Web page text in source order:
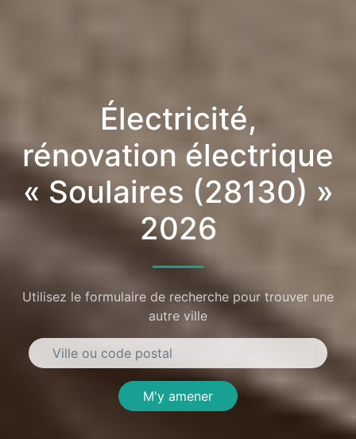
Électricité,
rénovation électrique
« Soulaires (28130) »
2026
Utilisez le formulaire de recherche pour trouver une
autre ville
M'y amener